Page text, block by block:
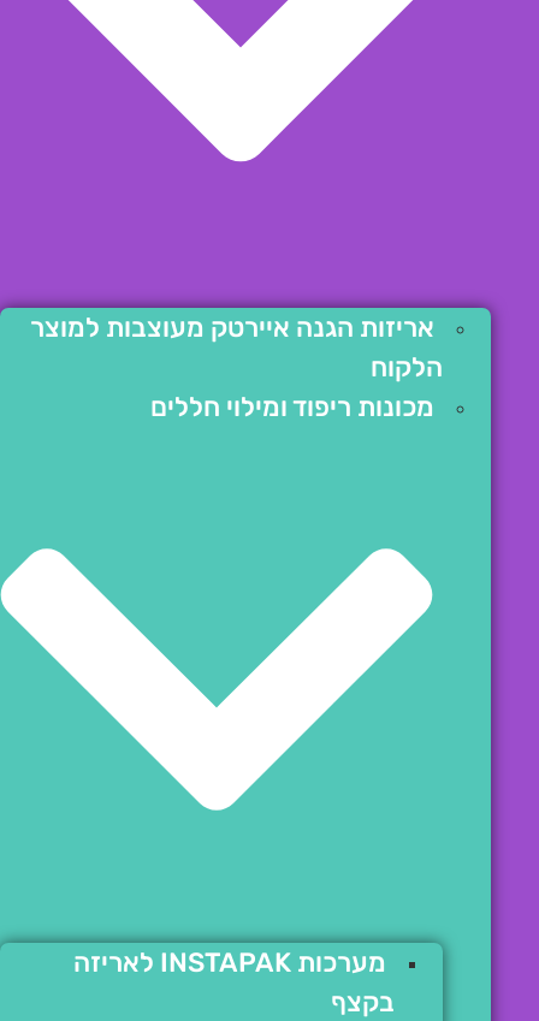
אריזות הגנה איירטק מעוצבות למוצר
הלקוח
מכונות ריפוד ומילוי חללים
מערכות INSTAPAK לאריזה
בקצף